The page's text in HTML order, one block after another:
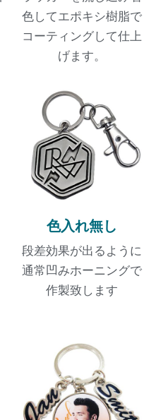
色してエポキシ樹脂で
コーティングして仕上
げます。
色入れ無し
段差効果が出るように
通常凹みホーニングで
作製致します